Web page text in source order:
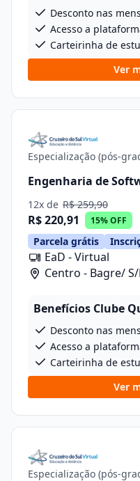
Desconto nas
Acesso a
Carteirinha de
Ver
Especialização (pós-
Engenharia de
12x de R$ 259,90
R$ 220,91 15% OFF
Parcela grátis
EaD - Virtual
Centro - Bagre/
Benefícios Clube
Desconto nas
Acesso a
Carteirinha de
Ver
Especialização (pós-